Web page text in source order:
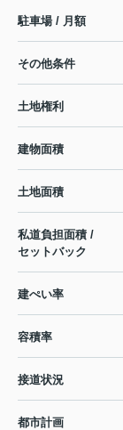
駐車場 / 月額
その他条件
土地権利
建物面積
土地面積
私道負担面積 /
セットバック
建ぺい率
容積率
接道状況
都市計画